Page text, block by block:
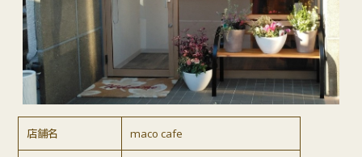
店舗名 maco cafe